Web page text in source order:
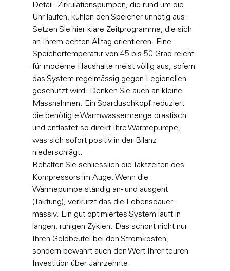
Detail. Zirkulationspumpen, die rund um die
Uhr laufen, kühlen den Speicher unnötig aus.
Setzen Sie hier klare Zeitprogramme, die sich
an Ihrem echten Alltag orientieren. Eine
Speichertemperatur von 45 bis 50 Grad reicht
für moderne Haushalte meist völlig aus, sofern
das System regelmässig gegen Legionellen
geschützt wird. Denken Sie auch an kleine
Massnahmen: Ein Sparduschkopf reduziert
die benötigte Warmwassermenge drastisch
und entlastet so direkt Ihre Wärmepumpe,
was sich sofort positiv in der Bilanz
niederschlägt.
Behalten Sie schliesslich die Taktzeiten des
Kompressors im Auge. Wenn die
Wärmepumpe ständig an- und ausgeht
(Taktung), verkürzt das die Lebensdauer
massiv. Ein gut optimiertes System läuft in
langen, ruhigen Zyklen. Das schont nicht nur
Ihren Geldbeutel bei den Stromkosten,
sondern bewahrt auch den Wert Ihrer teuren
Investition über Jahrzehnte.